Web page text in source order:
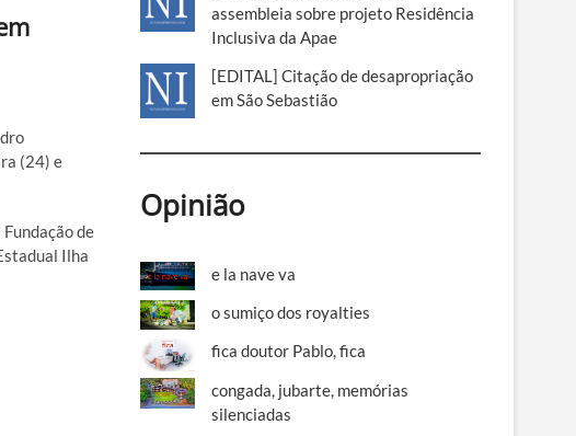
(24) e
Fundação de
Ilha
assembleia sobre projeto Residência
Inclusiva da Apae
[EDITAL] Citação de desapropriação
em São Sebastião
Opinião
e la nave va
o sumiço dos royalties
fica doutor Pablo, fica
congada, jubarte, memórias
silenciadas